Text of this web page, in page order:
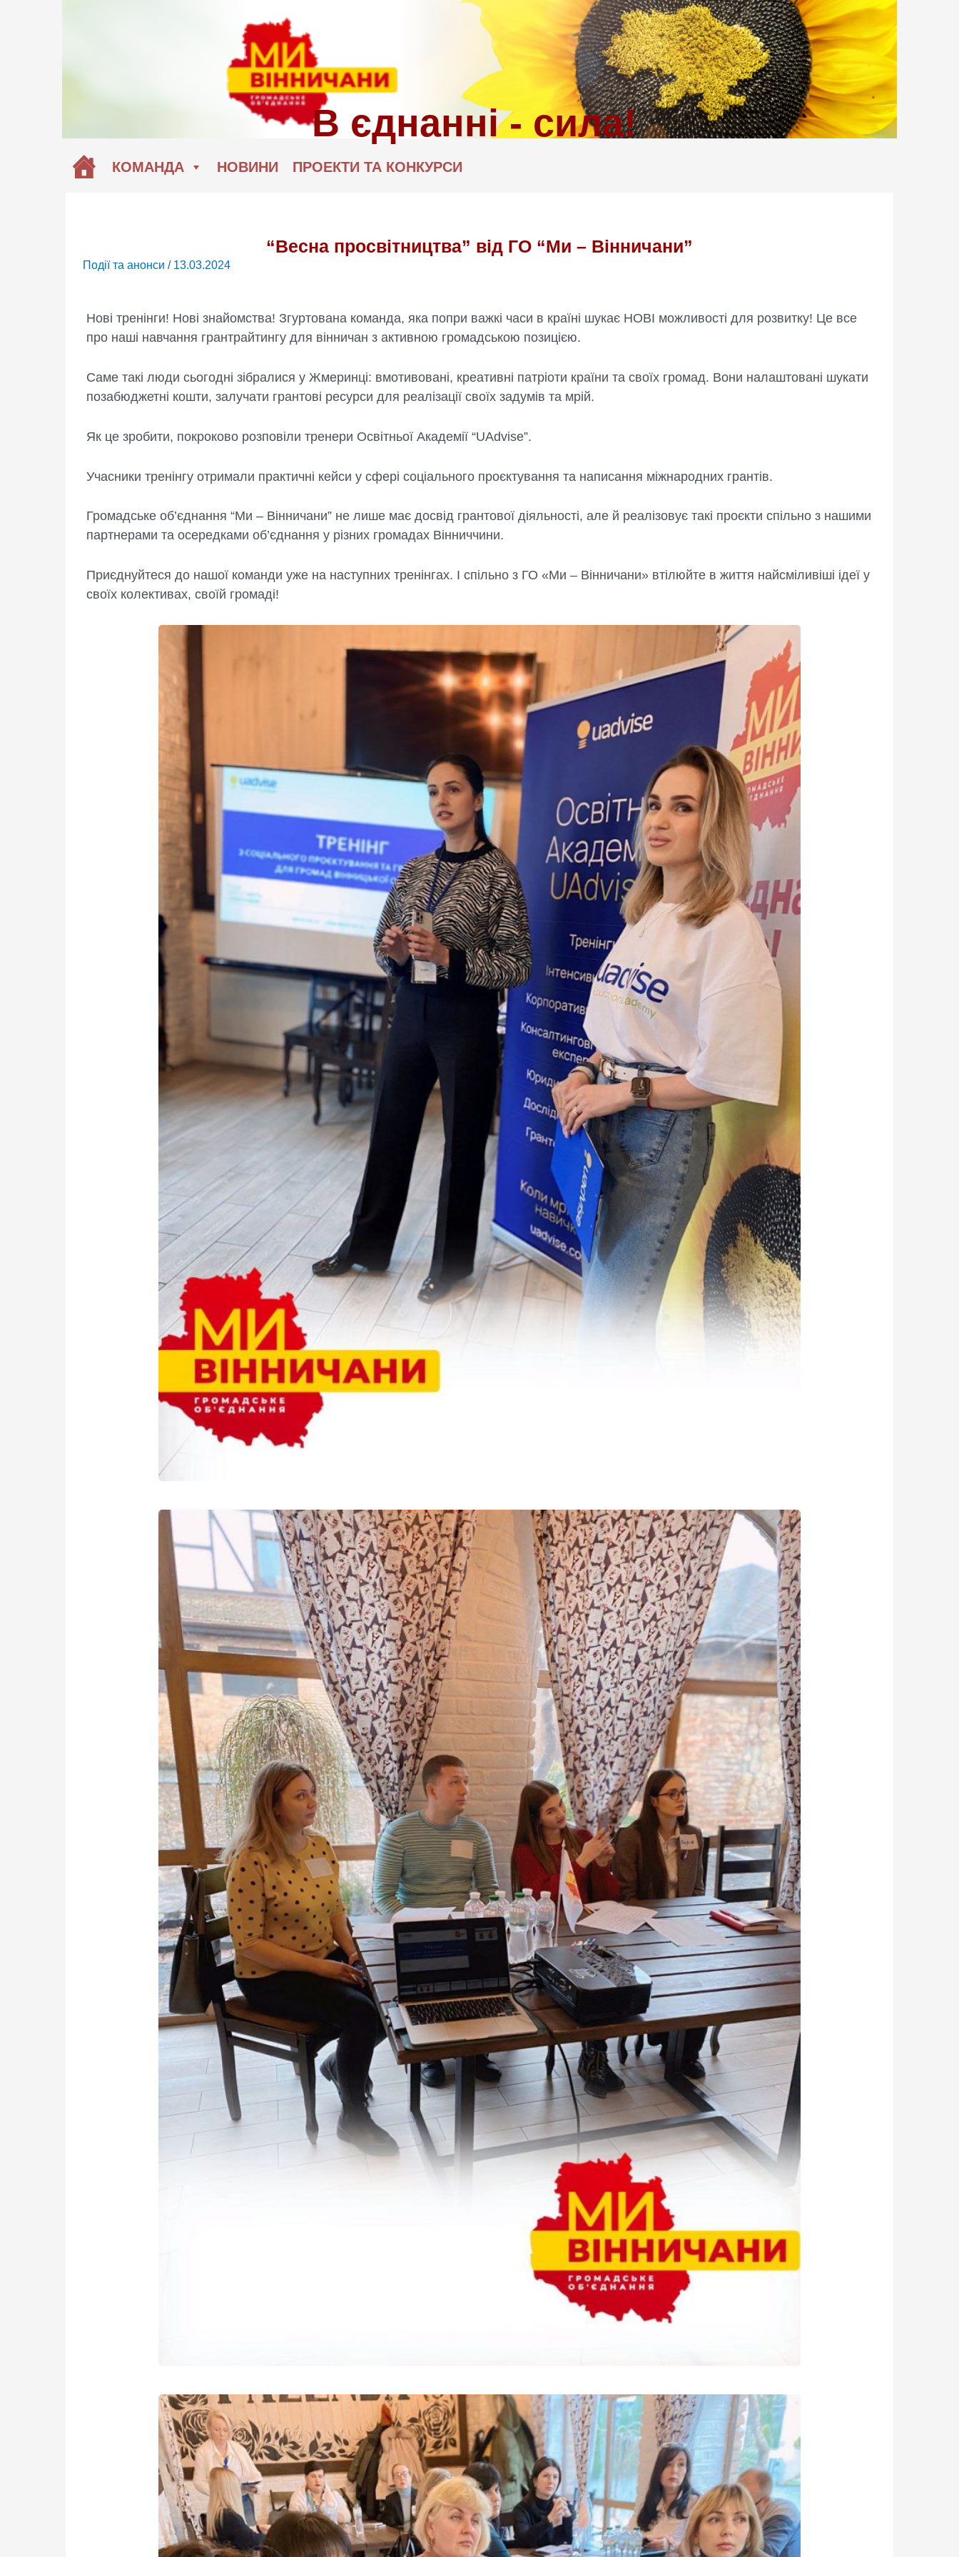
КОМАНДА НОВИНИ ПРОЕКТИ ТА КОНКУРСИ
“Весна просвітництва” від ГО “Ми – Вінничани”
Події та анонси / 13.03.2024
Нові тренінги! Нові знайомства! Згуртована команда, яка попри важкі часи в країні шукає НОВІ можливості для розвитку! Це все
про наші навчання грантрайтингу для вінничан з активною громадською позицією.
Саме такі люди сьогодні зібралися у Жмеринці: вмотивовані, креативні патріоти країни та своїх громад. Вони налаштовані шукати
позабюджетні кошти, залучати грантові ресурси для реалізації своїх задумів та мрій.
Як це зробити, покроково розповіли тренери Освітньої Академії “UAdvise”.
Учасники тренінгу отримали практичні кейси у сфері соціального проєктування та написання міжнародних грантів.
Громадське об’єднання “Ми – Вінничани” не лише має досвід грантової діяльності, але й реалізовує такі проєкти спільно з нашими
партнерами та осередками об’єднання у різних громадах Вінниччини.
Приєднуйтеся до нашої команди уже на наступних тренінгах. І спільно з ГО «Ми – Вінничани» втілюйте в життя найсміливіші ідеї у
своїх колективах, своїй громаді!